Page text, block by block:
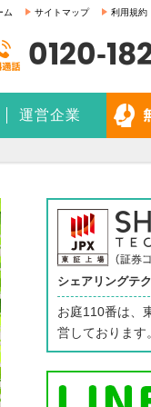
ム サイトマップ 利用規約
0120-
運営企業
シェアリングテ
お庭110番は、
営しております。